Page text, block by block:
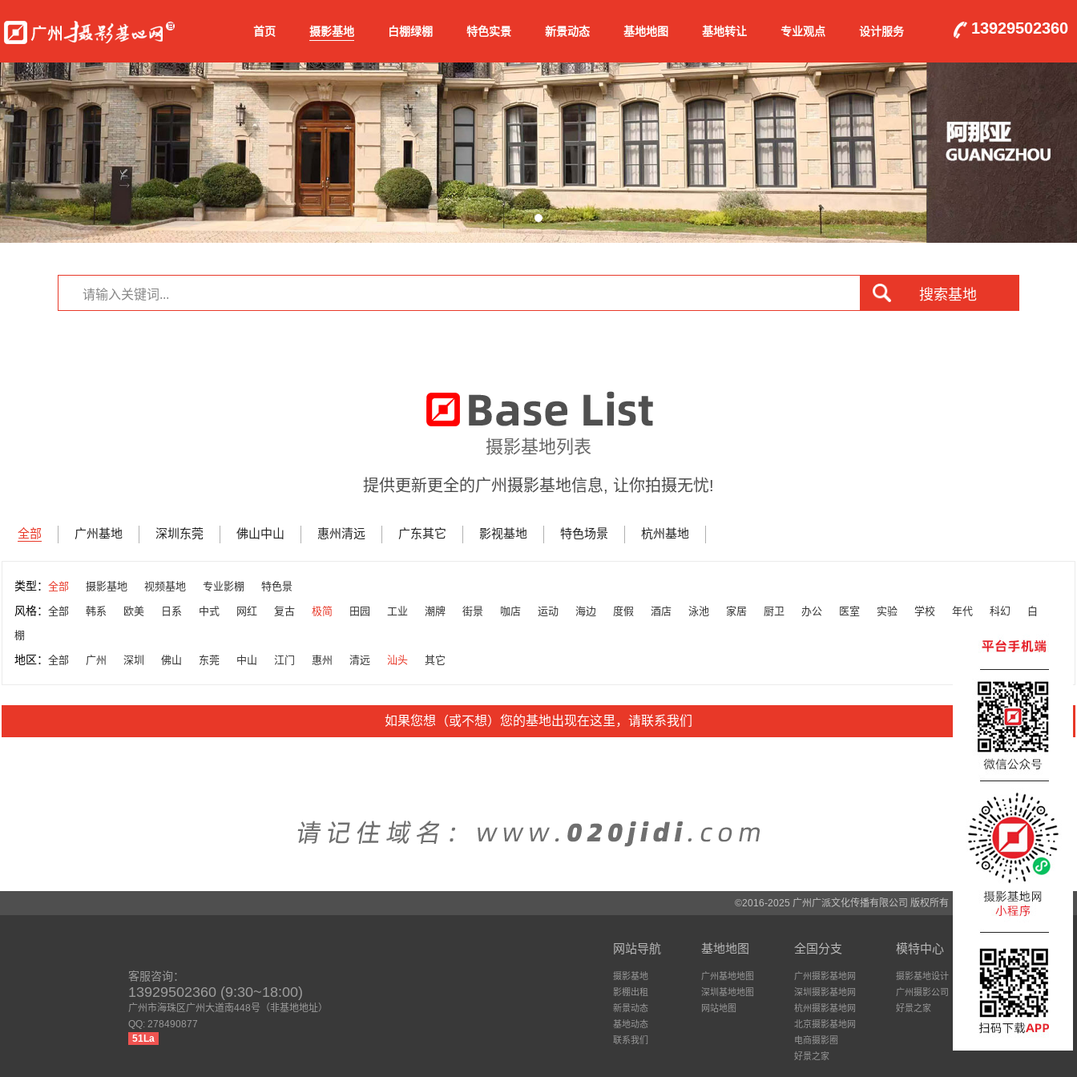
首页 摄影基地 白棚绿棚 特色实景 新景动态 基地地图 基地转让 专业观点 设计服务 13929502360
搜索基地
摄影基地列表
提供更新更全的广州摄影基地信息, 让你拍摄无忧!
全部 广州基地 深圳东莞 佛山中山 惠州清远 广东其它 影视基地 特色场景 杭州基地
类型： 全部 摄影基地 视频基地 专业影棚 特色景
风格： 全部 韩系 欧美 日系 中式 网红 复古 极简 田园 工业 潮牌 街景 咖店 运动 海边 度假 酒店 泳池 家居 厨卫 办公 医室 实验 学校 年代 科幻
白
棚
地区： 全部 广州 深圳 佛山 东莞 中山 江门 惠州 清远 汕头 其它
如果您想（或不想）您的基地出现在这里，请联系我们
©2016-2025 广州广派文化传播有限公司 版权所有
客服咨询：
13929502360 (9:30~18:00)
广州市海珠区广州大道南448号（非基地地址）
QQ: 278490877
51La
网站导航
摄影基地
影棚出租
新景动态
基地动态
联系我们
基地地图
广州基地地图
深圳基地地图
网站地图
全国分支
广州摄影基地网
深圳摄影基地网
杭州摄影基地网
北京摄影基地网
电商摄影圈
好景之家
模特中心
摄影基地设计
广州摄影公司
好景之家